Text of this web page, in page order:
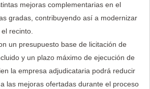
mejoras complementarias en el
gradas, contribuyendo así a modernizar
recinto.
un presupuesto base de licitación de
y un plazo máximo de ejecución de
la empresa adjudicataria podrá reducir
las mejoras ofertadas durante el proceso